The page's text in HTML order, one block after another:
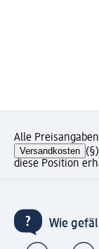
Alle
Versandkosten
diese Position
Wie